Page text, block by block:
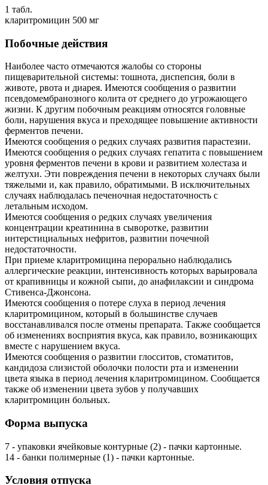
1 табл.
кларитромицин 500 мг
Побочные действия
Наиболее часто отмечаются жалобы со стороны
пищеварительной системы: тошнота, диспепсия, боли в
животе, рвота и диарея. Имеются сообщения о развитии
псевдомембранозного колита от среднего до угрожающего
жизни. К другим побочным реакциям относятся головные
боли, нарушения вкуса и преходящее повышение активности
ферментов печени.
Имеются сообщения о редких случаях развития парастезии.
Имеются сообщения о редких случаях гепатита с повышением
уровня ферментов печени в крови и развитием холестаза и
желтухи. Эти повреждения печени в некоторых случаях были
тяжелыми и, как правило, обратимыми. В исключительных
случаях наблюдалась печеночная недостаточность с
летальным исходом.
Имеются сообщения о редких случаях увеличения
концентрации креатинина в сыворотке, развитии
интерстициальных нефритов, развитии почечной
недостаточности.
При приеме кларитромицина перорально наблюдались
аллергические реакции, интенсивность которых варьировала
от крапивницы и кожной сыпи, до анафилаксии и синдрома
Стивенса-Джонсона.
Имеются сообщения о потере слуха в период лечения
кларитромицином, который в большинстве случаев
восстанавливался после отмены препарата. Также сообщается
об изменениях восприятия вкуса, как правило, возникающих
вместе с нарушением вкуса.
Имеются сообщения о развитии глосситов, стоматитов,
кандидоза слизистой оболочки полости рта и изменении
цвета языка в период лечения кларитромицином. Сообщается
также об изменении цвета зубов у получавших
кларитромицин больных.
Форма выпуска
7 - упаковки ячейковые контурные (2) - пачки картонные.
14 - банки полимерные (1) - пачки картонные.
Условия отпуска